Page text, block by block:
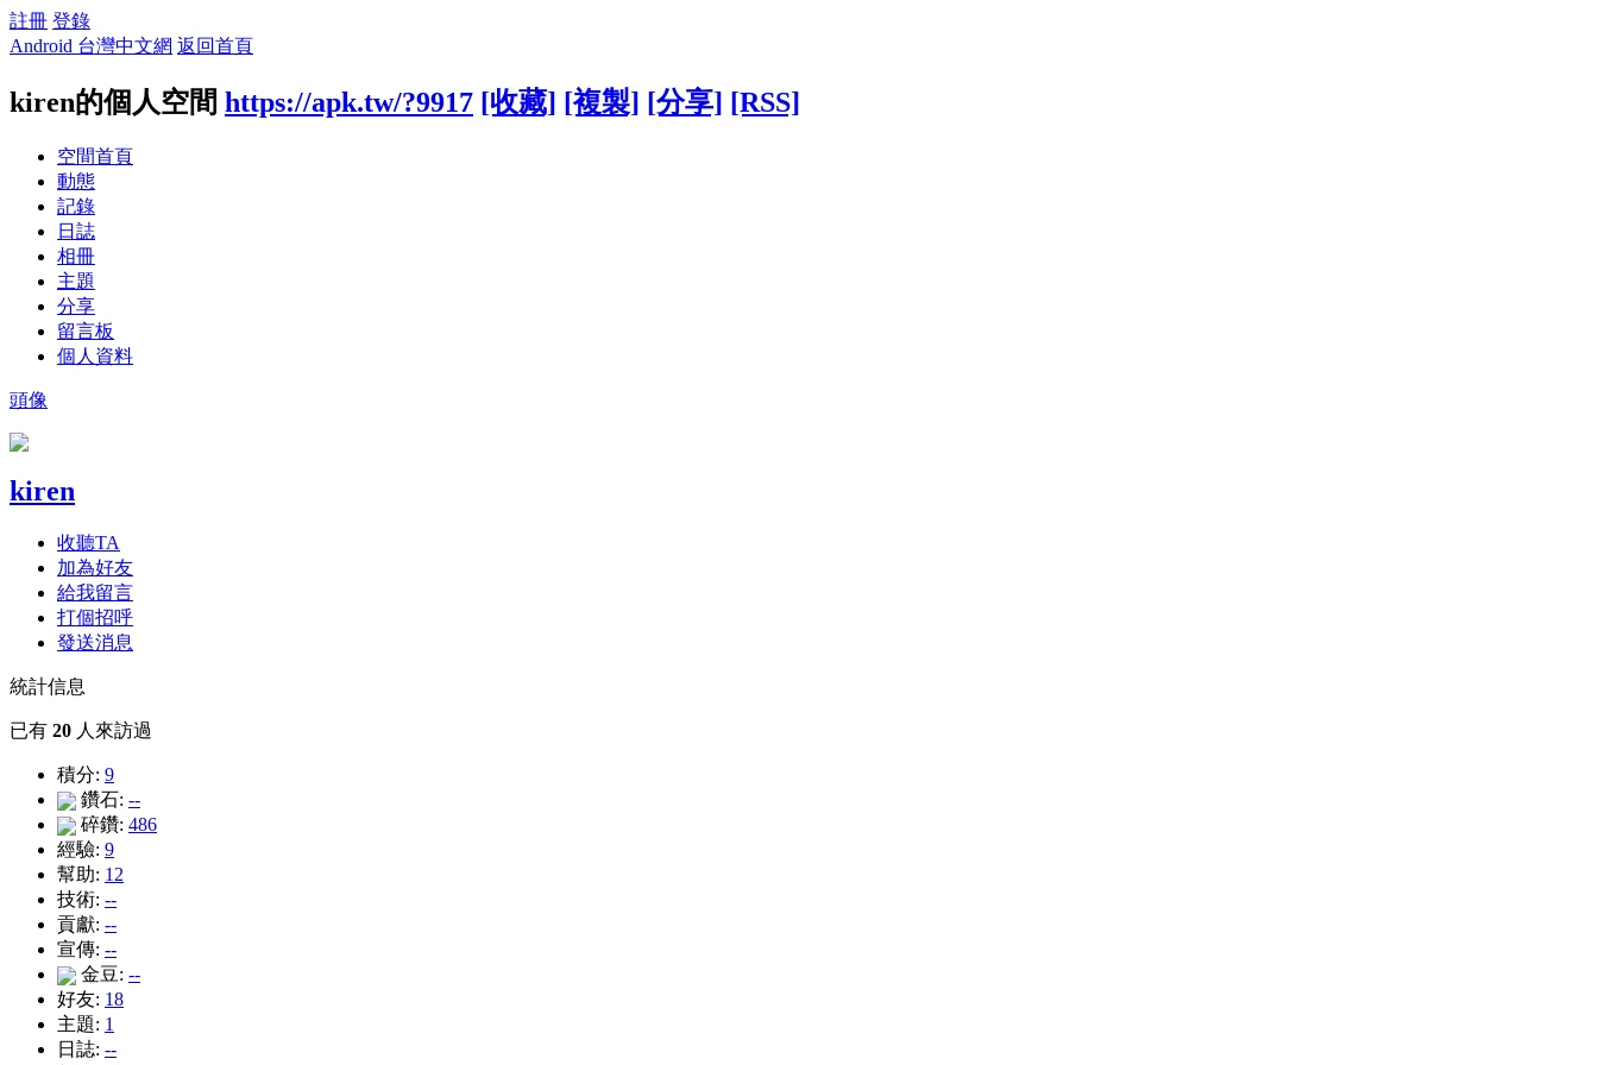
註冊 登錄
Android 台灣中文網 返回首頁
kiren的個人空間 https://apk.tw/?9917 [收藏] [複製] [分享] [RSS]
空間首頁
動態
記錄
日誌
相冊
主題
分享
留言板
個人資料
頭像
kiren
收聽TA
加為好友
給我留言
打個招呼
發送消息
統計信息
已有 20 人來訪過
積分: 9
鑽石: --
碎鑽: 486
經驗: 9
幫助: 12
技術: --
貢獻: --
宣傳: --
金豆: --
好友: 18
主題: 1
日誌: --